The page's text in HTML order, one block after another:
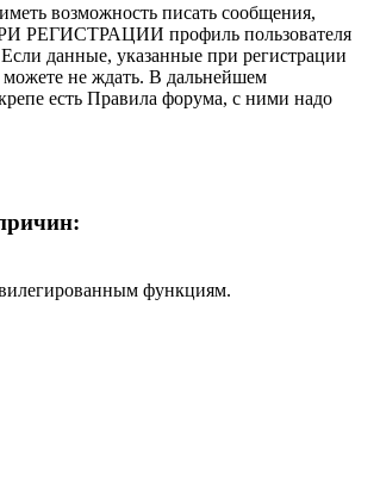
возможность писать сообщения,
РЕГИСТРАЦИИ профиль пользователя
данные, указанные при регистрации
не ждать. В дальнейшем
есть Правила форума, с ними надо
функциям.